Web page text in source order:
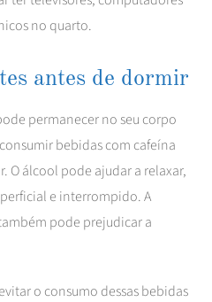
no quarto.
antes de dormir
permanecer no seu corpo
bebidas com cafeína
O álcool pode ajudar a relaxar,
e interrompido. A
pode prejudicar a
o consumo dessas bebidas